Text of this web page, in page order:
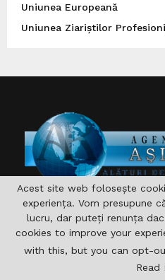
Uniunea Europeană
Uniunea Ziariștilor
Asociaţia are drept scop ,
relaţiilor germane-române şi
sprijinirea diferitelor acţiuni
Acest site web folosește
experiența. Vom presupune
lucru, dar puteți renunța
cookies to improve your
with this, but you can opt-
Read